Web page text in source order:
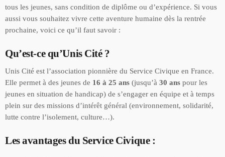
tous les jeunes, sans condition de diplôme ou d’expérience. Si vous
aussi vous souhaitez vivre cette aventure humaine dès la rentrée
prochaine, voici ce qu’il faut savoir :
Qu’est-ce qu’Unis Cité ?
Unis Cité est l’association pionnière du Service Civique en France.
Elle permet à des jeunes de 16 à 25 ans (jusqu’à 30 ans pour les
jeunes en situation de handicap) de s’engager en équipe et à temps
plein sur des missions d’intérêt général (environnement, solidarité,
lutte contre l’isolement, culture…).
Les avantages du Service Civique :